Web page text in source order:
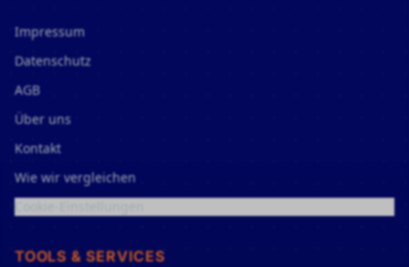
Impressum
Datenschutz
AGB
Über uns
Kontakt
Wie wir vergleichen
TOOLS & SERVICES